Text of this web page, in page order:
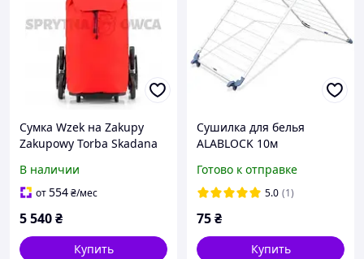
Сумка Wzek на Zakupy
Zakupowy Torba Skadana
В наличии
от554₴/мес
5 540₴
Купить
Сушилка для белья
ALABLOCK 10м
Готово к отправке
5.0 (1)
75₴
Купить